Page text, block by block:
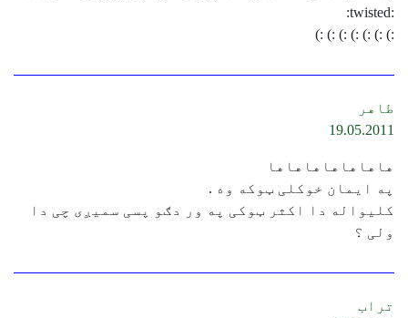
:twisted:
:) :) :) :) :) :) :)
طاهر
19.05.2011
هاهاهاهاهاهاها
په ایمان خوکلی ټوکه وه .
کلیواله دا اكثر ټوکی په ور دګو پسی سمیږی چی دا
ولی ؟
تراب